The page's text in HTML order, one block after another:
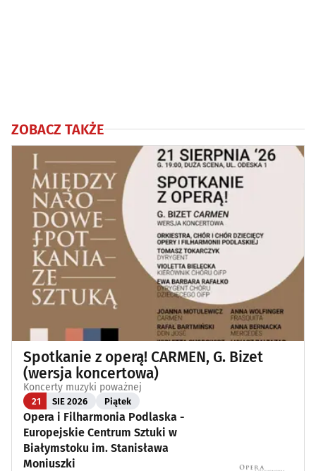
ZOBACZ TAKŻE
Spotkanie z operą! CARMEN, G. Bizet
(wersja koncertowa)
Koncerty muzyki poważnej
21 SIE 2026 Piątek
Opera i Filharmonia Podlaska -
Europejskie Centrum Sztuki w
Białymstoku im. Stanisława
Moniuszki